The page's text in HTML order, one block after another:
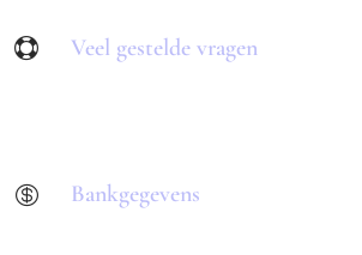
 Veel gestelde vragen
 Bankgegevens